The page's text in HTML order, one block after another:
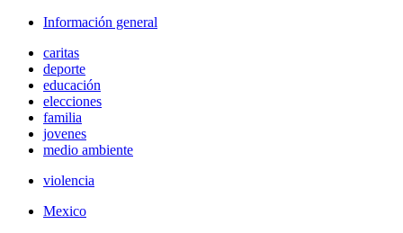
Información general
caritas
deporte
educación
elecciones
familia
jovenes
medio ambiente
violencia
Mexico